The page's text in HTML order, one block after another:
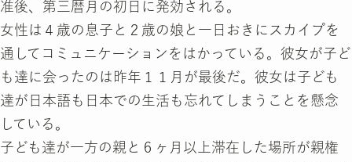
准後、第三暦月の初日に発効される。
女性は４歳の息子と２歳の娘と一日おきにスカイプを
通してコミュニケーションをはかっている。彼女が子ど
も達に会ったのは昨年１１月が最後だ。彼女は子ども
達が日本語も日本での生活も忘れてしまうことを懸念
している。
子ども達が一方の親と６ヶ月以上滞在した場所が親権